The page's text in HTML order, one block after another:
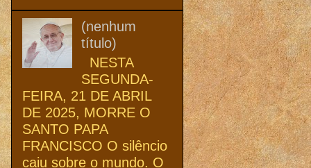
(nenhum
título)
NESTA
SEGUNDA-
FEIRA, 21 DE ABRIL
DE 2025, MORRE O
SANTO PAPA
FRANCISCO O silêncio
caiu sobre o mundo. O